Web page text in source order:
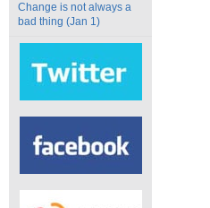
Change is not always a
bad thing (Jan 1)